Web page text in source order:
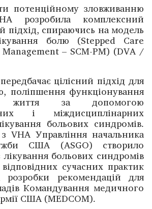
потенційному зловживанню
розробила комплексний
підхід, ­спираючись на модель
болю (Stepped Care
– SCM-PM) (DVA /
цілісний підхід для
поліпшення функціонування
життя за допомогою
і міждисциплінарних
больових синдромів.
VHA Управління начальника
США (ASGO) створило
больових синдромів
сучасних практик
розробки рекомендацій для
Командування медичного
США (MEDCOM).